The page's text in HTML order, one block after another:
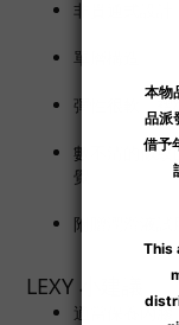
非貫通式設計。
單層構造。
彈性很軟。
數不清的似紋
覺。
附贈潤滑液
LEXY 小建議
適當保養內